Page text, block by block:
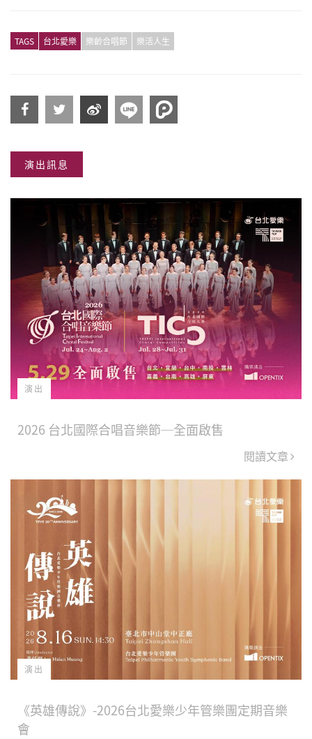
TAGS 台北愛樂 樂齡合唱節 樂活人生
到
演出訊息
演出
2026 台北國際合唱音樂節─全面啟售
閱讀文章
演出
《英雄傳說》-2026台北愛樂少年管樂團定期音樂
會